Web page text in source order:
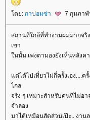
ดย: กาปอมซ่า 7 กุมภาพั
สถานที่ใกล้ที่ทำงานผมมากจริ
เขา
นนั้น เพ่งตามองยังเห็นหลังคา
ต่ได้ไปเที่ยวไม่กี่ครั้งเอง....ค
ไกล
จริง ๆ เหมาะสำหรับคนที่ไม่อ
จำลอง
มาได้เหมือนสัดส่วนเป๊ะ.. งาน